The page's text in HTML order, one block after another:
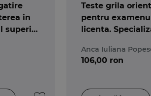
in
superior
Teste grila
pentru
licenta.
Anca Iuliana
106,00 ron